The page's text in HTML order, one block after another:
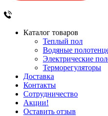
Каталог товаров
Теплый пол
Водяные
Электрические
Терморегуляторы
Доставка
Контакты
Сотрудничество
Акции!
Оставить отзыв